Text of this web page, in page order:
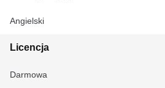
Angielski
Licencja
Darmowa